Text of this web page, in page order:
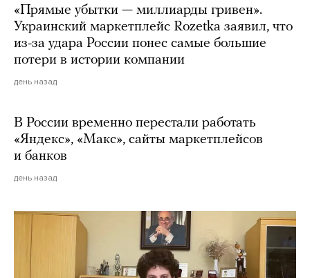
«Прямые убытки — миллиарды гривен».
Украинский маркетплейс Rozetka заявил, что
из-за удара России понес самые большие
потери в истории компании
день назад
В России временно перестали работать
«Яндекс», «Макс», сайты маркетплейсов
и банков
день назад